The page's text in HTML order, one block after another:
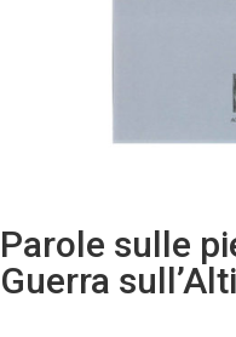
Parole sulle
Guerra